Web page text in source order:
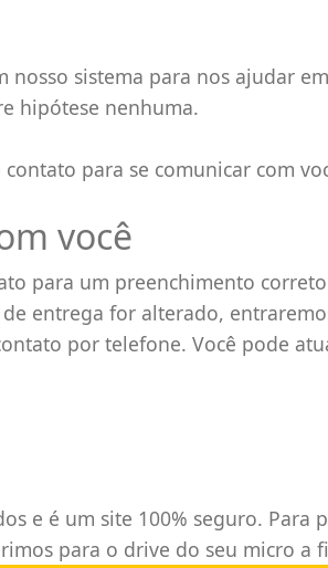
sistema para nos ajudar
hipótese nenhuma.
para se comunicar com
você
para um preenchimento
entrega for alterado,
por telefone. Você pode
e é um site 100% seguro.
para o drive do seu micro